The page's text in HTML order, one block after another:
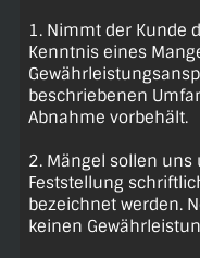
1. Nimmt der Kunde
Kenntnis eines
beschriebenen
Abnahme vorbehält.
2. Mängel sollen
Feststellung
bezeichnet werden.
keinen